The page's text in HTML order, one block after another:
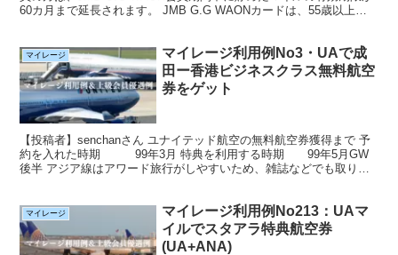
60カ月まで延長されます。 JMB G.G WAONカードは、55歳以上の
マイレージ
マイレージ利用例No3・UAで成
田ー香港ビジネスクラス無料航空
券をゲット
【投稿者】senchanさん ユナイテッド航空の無料航空券獲得まで 予
約を入れた時期 99年3月 特典を利用する時期 99年5月GW
後半 アジア線はアワード旅行がしやすいため、雑誌などでも取り沙
マイレージ
マイレージ利用例No213：UAマ
イルでスタアラ特典航空券
(UA+ANA)